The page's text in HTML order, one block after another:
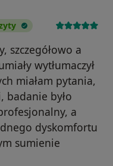
szczegółowo a
wytłumaczył
miałam pytania,
badanie było
a
dyskomfortu
sumienie